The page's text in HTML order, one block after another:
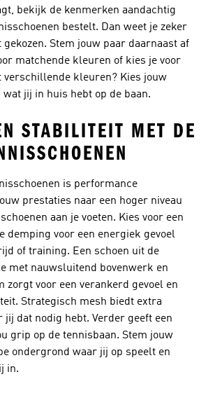
bekijk de kenmerken aandachtig
bestelt. Dan weet je zeker
gekozen. Stem jouw paar daarnaast af
matchende kleuren of kies je voor
verschillende kleuren? Kies jouw
jij in huis hebt op de baan.
STABILITEIT MET DE
is performance
prestaties naar een hoger niveau
aan je voeten. Kies voor een
demping voor een energiek gevoel
of training. Een schoen uit de
met nauwsluitend bovenwerk en
zorgt voor een verankerd gevoel en
Strategisch mesh biedt extra
jij dat nodig hebt. Verder geeft een
grip op de tennisbaan. Stem jouw
ondergrond waar jij op speelt en
in.